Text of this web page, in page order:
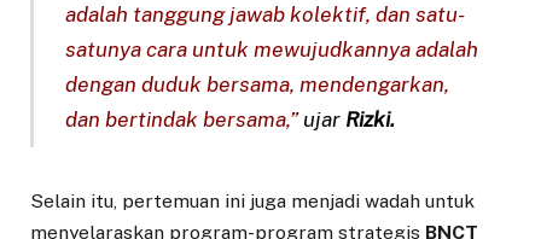
adalah tanggung jawab kolektif, dan satu-
satunya cara untuk mewujudkannya adalah
dengan duduk bersama, mendengarkan,
dan bertindak bersama,”ujar Rizki.
Selain itu, pertemuan ini juga menjadi wadah untuk
menyelaraskan program-program strategis BNCT